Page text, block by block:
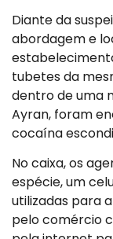
Diante da
abordagem e
tubetes da
dentro de uma
Ayran, foram
cocaína
No caixa, os
espécie, um
utilizadas para
pelo comércio